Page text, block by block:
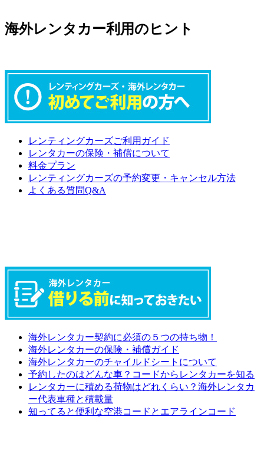
海外レンタカー利用のヒント
レンティングカーズご利用ガイド
レンタカーの保険・補償について
料金プラン
レンティングカーズの予約変更・キャンセル方法
よくある質問Q&A
海外レンタカー契約に必須の５つの持ち物！
海外レンタカーの保険・補償ガイド
海外レンタカーのチャイルドシートについて
予約したのはどんな車？コードからレンタカーを知る
レンタカーに積める荷物はどれくらい？海外レンタカ
ー代表車種と積載量
知ってると便利な空港コードとエアラインコード